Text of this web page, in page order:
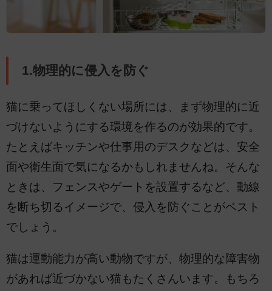
1.物理的に侵入を防ぐ
猫に乗ってほしくない場所には、まず物理的に近
づけないようにする環境を作るのが効果的です。
たとえばキッチンや仕事用のデスクなどは、安全
面や衛生面で気になるかもしれませんね。そんな
ときは、フェンスやゲートを設置するなど、動線
を断ち切るイメージで、侵入を防ぐことがベスト
でしょう。
猫は運動能力が高い動物ですが、物理的な障害物
があれば近づかない猫もたくさんいます。もちろ